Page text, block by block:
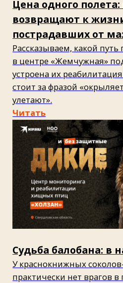
Политика АО «ИД «Комсомольская правда»
в отношении обработки персональных данных
реализации требований к защите
Политика обработки данных|Политика
файлов cookie
romiri, WDnet
Creation/Shutterstock/Fotodom
Ольга Садовая / Миджорни, Шедеврум